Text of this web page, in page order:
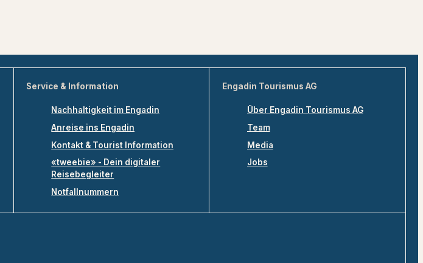
Service & Information
Nachhaltigkeit im Engadin
Anreise ins Engadin
Kontakt & Tourist Information
«tweebie» - Dein digitaler
Reisebegleiter
Notfallnummern
Engadin Tourismus AG
Über Engadin Tourismus AG
Team
Media
Jobs